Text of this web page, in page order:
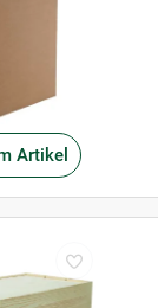
Artikel